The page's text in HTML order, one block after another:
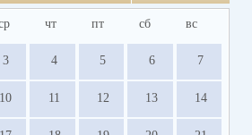
чт пт сб вс
3 4 5 6 7
10 11 12 13 14